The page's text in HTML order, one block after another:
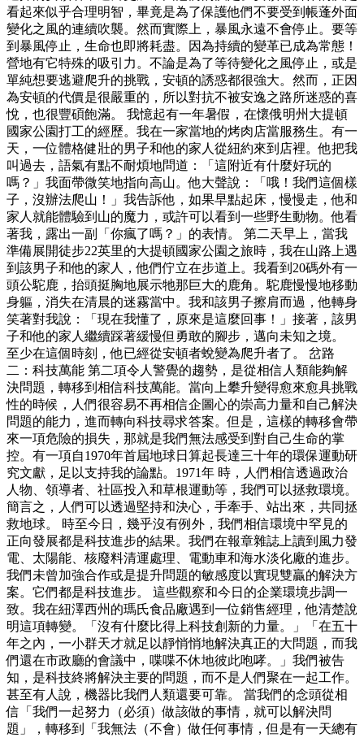
看起來似乎合理明智，畢竟是為了保護他們不要受到帳蓬外面
變化之風的連續吹襲。然而實際上，暴風永遠不會停止。要等
到暴風停止，生命也即將耗盡。因為持續的變革已成為常態！
營地有它特殊的吸引力。不論是為了等待變化之風停止，或是
單純想要逃避爬升的挑戰，安頓的誘惑都很強大。然而，正因
為安頓的代價是很嚴重的，所以對抗不被安逸之路所迷惑的喜
悅，也很豐碩飽滿。 我憶起有一年暑假，在懷俄明州大提頓
國家公園打工的經歷。我在一家當地的烤肉店當服務生。有一
天，一位體格健壯的男子和他的家人從紐約來到店裡。他把我
叫過去，語氣有點不耐煩地問道：「這附近有什麼好玩的
嗎？」我面帶微笑地指向高山。他大聲說：「哦！我們這個樣
子，沒辦法爬山！」我告訴他，如果早點起床，慢慢走，他和
家人就能體驗到山的魔力，或許可以看到一些野生動物。他看
著我，露出一副「你瘋了嗎？」的表情。 第二天早上，當我
準備展開徒步22英里的大提頓國家公園之旅時，我在山路上遇
到該男子和他的家人，他們佇立在步道上。我看到20碼外有一
頭公駝鹿，抬頭挺胸地展示牠那巨大的鹿角。駝鹿慢慢地移動
身軀，消失在清晨的迷霧當中。我和該男子擦肩而過，他轉身
笑著對我說：「現在我懂了，原來是這麼回事！」接著，該男
子和他的家人繼續踩著緩慢但勇敢的腳步，邁向未知之境。
至少在這個時刻，他已經從安頓者蛻變為爬升者了。 岔路
二：科技萬能 第二項令人警覺的趨勢，是從相信人類能夠解
決問題，轉移到相信科技萬能。當向上攀升變得愈來愈具挑戰
性的時候，人們很容易不再相信企圖心的崇高力量和自己解決
問題的能力，進而轉向科技尋求答案。但是，這樣的轉移會帶
來一項危險的損失，那就是我們無法感受到對自己生命的掌
控。有一項自1970年首屆地球日算起長達三十年的環保運動研
究文獻，足以支持我的論點。1971年 時，人們相信透過政治
人物、領導者、社區投入和草根運動等，我們可以拯救環境。
簡言之，人們可以透過堅持和決心，手牽手、站出來，共同拯
救地球。 時至今日，幾乎沒有例外，我們相信環境中罕見的
正向發展都是科技進步的結果。我們在報章雜誌上讀到風力發
電、太陽能、核廢料清運處理、電動車和海水淡化廠的進步。
我們未曾加強合作或是提升問題的敏感度以實現雙贏的解決方
案。它們都是科技進步。 這些觀察和今日的企業環境步調一
致。我在紐澤西州的瑪氏食品廠遇到一位銷售經理，他清楚說
明這項轉變。「沒有什麼比得上科技創新的力量。」「在五十
年之內，一小群天才就足以靜悄悄地解決真正的大問題，而我
們還在市政廳的會議中，喋喋不休地彼此咆哮。」我們被告
知，是科技終將解決主要的問題，而不是人們聚在一起工作。
甚至有人說，機器比我們人類還要可靠。 當我們的念頭從相
信「我們一起努力（必須）做該做的事情，就可以解決問
題」，轉移到「我無法（不會）做任何事情，但是有一天總有